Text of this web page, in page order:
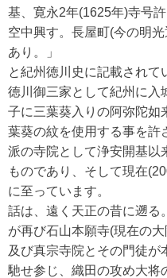
基、寛永2年(1625年)寺号
空中興す。長屋町(今の明
あり。」
と紀州徳川史に記載され
徳川御三家として紀州に入
子に三葉葵入りの阿弥陀如
葉葵の紋を使用する事を許
派の寺院として浄安開基以
ものであり、そして現在
に至っています。
話は、遠く天正の昔に遡る
が再び石山本願寺(現在の
及び真宗寺院とその門徒が
馳せ参じ、織田の攻め大将